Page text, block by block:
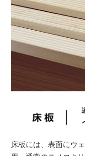
床板には、表面にウ